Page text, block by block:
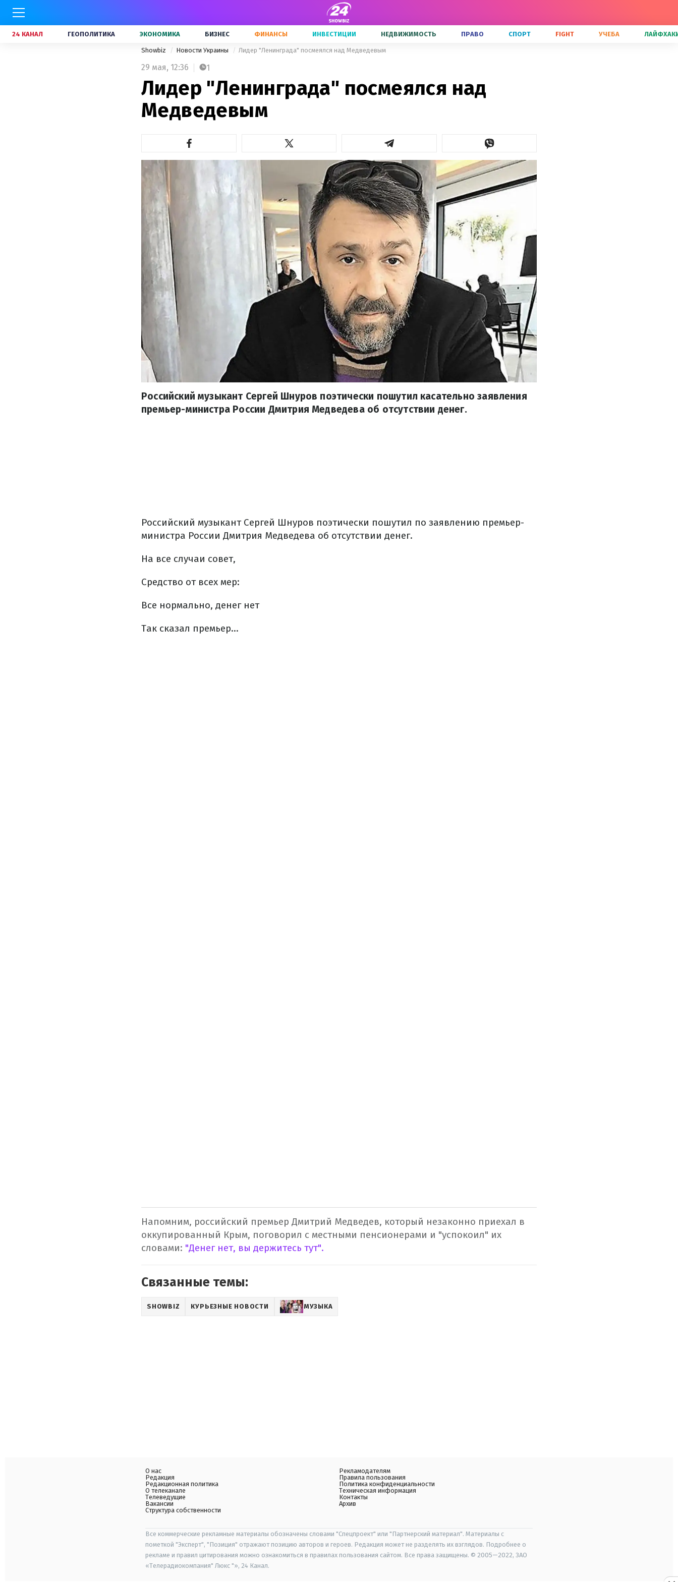
24 КАНАЛ ГЕОПОЛИТИКА ЭКОНОМИКА БИЗНЕС ФИНАНСЫ ИНВЕСТИЦИИ НЕДВИЖИМОСТЬ ПРАВО СПОРТ FIGHT УЧЕБА
Showbiz Новости Украины Лидер "Ленинграда" посмеялся над Медведевым
29 мая, 12:36 1
Лидер "Ленинграда" посмеялся над
Медведевым
Российский музыкант Сергей Шнуров поэтически пошутил касательно заявления
премьер-министра России Дмитрия Медведева об отсутствии денег.
Российский музыкант Сергей Шнуров поэтически пошутил по заявлению премьер-
министра России Дмитрия Медведева об отсутствии денег.
На все случаи совет,
Средство от всех мер:
Все нормально, денег нет
Так сказал премьер...
Напомним, российский премьер Дмитрий Медведев, который незаконно приехал в
оккупированный Крым, поговорил с местными пенсионерами и "успокоил" их
словами: "Денег нет, вы держитесь тут".
Связанные темы:
SHOWBIZ КУРЬЕЗНЫЕ НОВОСТИ МУЗЫКА
О нас
Редакция
Редакционная политика
О телеканале
Телеведущие
Вакансии
Структура собственности
Рекламодателям
Правила пользования
Политика конфиденциальности
Техническая информация
Контакты
Архив
Все коммерческие рекламные материалы обозначены словами "Спецпроект" или "Партнерский материал". Материалы с
пометкой "Эксперт", "Позиция" отражают позицию авторов и героев. Редакция может не разделять их взглядов. Подробнее о
рекламе и правил цитирования можно ознакомиться в правилах пользования сайтом. Все права защищены. © 2005—2022, ЗАО
«Телерадиокомпания" Люкс "», 24 Канал.